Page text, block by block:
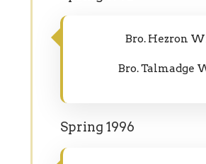
Bro. Hezron
Bro. Talmadge
Spring 1996